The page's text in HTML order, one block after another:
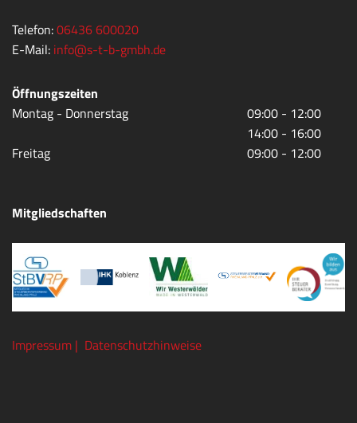
Telefon:06436 600020
E-Mail: info@s-t-b-gmbh.de
Öffnungszeiten
Montag - Donnerstag
09:00 - 12:00
14:00 - 16:00
Freitag
09:00 - 12:00
Mitgliedschaften
Impressum | Datenschutzhinweise